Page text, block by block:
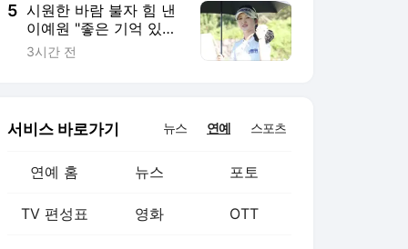
5 시원한 바람 불자 힘 낸
이예원 "좋은 기억 있는
테디밸리, 자신감 갖고
3시간 전
서비스 바로가기 뉴스 연예 스포츠
연예 홈 뉴스 포토
TV 편성표 영화 OTT